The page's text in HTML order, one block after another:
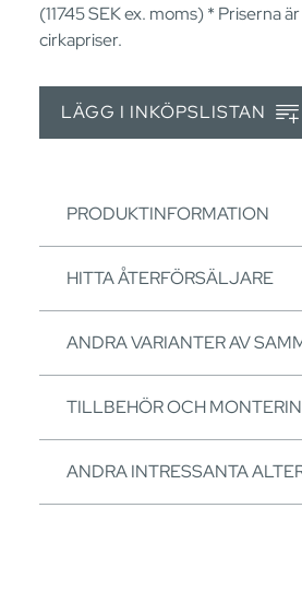
(11745SEKex. moms) * Priserna
cirkapriser.
LÄGG I INKÖPSLISTAN
PRODUKTINFORMATION
HITTA ÅTERFÖRSÄLJARE
ANDRA VARIANTER AV
TILLBEHÖR OCH
ANDRA INTRESSANTA